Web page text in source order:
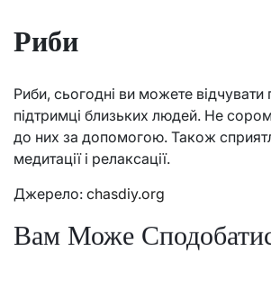
Риби
Риби, сьогодні ви можете відчувати
підтримці близьких людей. Не
до них за допомогою. Також
медитації і релаксації.
Джерело: chasdiy.org
Вам Може